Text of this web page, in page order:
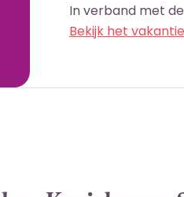
In verband met
Bekijk het